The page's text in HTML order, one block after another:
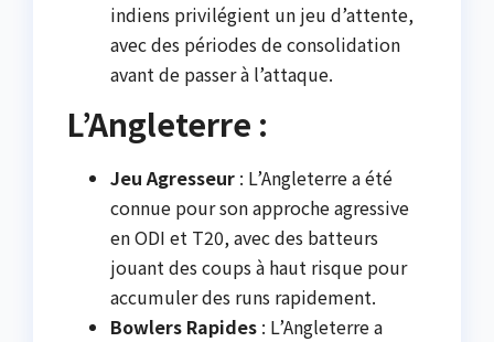
indiens privilégient un jeu d’attente,
avec des périodes de consolidation
avant de passer à l’attaque.
L’Angleterre :
Jeu Agresseur : L’Angleterre a été
connue pour son approche agressive
en ODI et T20, avec des batteurs
jouant des coups à haut risque pour
accumuler des runs rapidement.
Bowlers Rapides : L’Angleterre a